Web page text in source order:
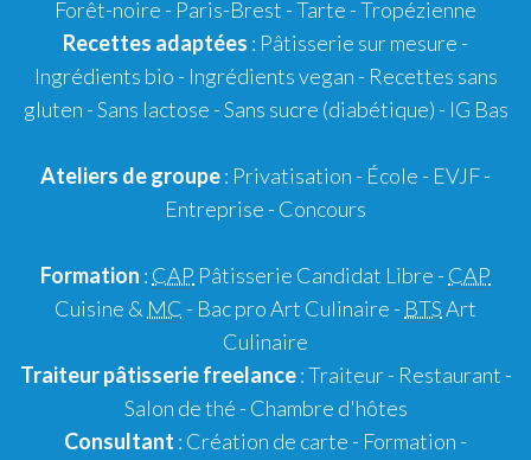
Forêt-noire - Paris-Brest - Tarte -Tropézienne
Recettes adaptées : Pâtisserie sur mesure -
Ingrédients bio - Ingrédients vegan - Recettes sans
gluten - Sans lactose - Sans sucre (diabétique) - IG Bas
Ateliers de groupe: Privatisation - École - EVJF-
Entreprise - Concours
Formation : CAP Pâtisserie Candidat Libre - CAP
Cuisine & MC - Bac pro Art Culinaire - BTSArt
Culinaire
Traiteur pâtisseriefreelance:Traiteur- Restaurant -
Salon de thé - Chambre d'hôtes
Consultant : Création de carte - Formation -